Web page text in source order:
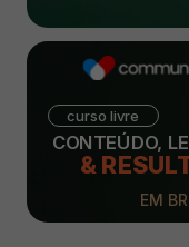
curso livre
CONTEÚDO,
&
EM